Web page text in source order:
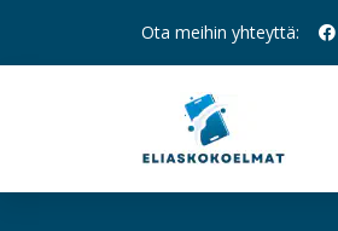
Ota meihin yhteyttä: